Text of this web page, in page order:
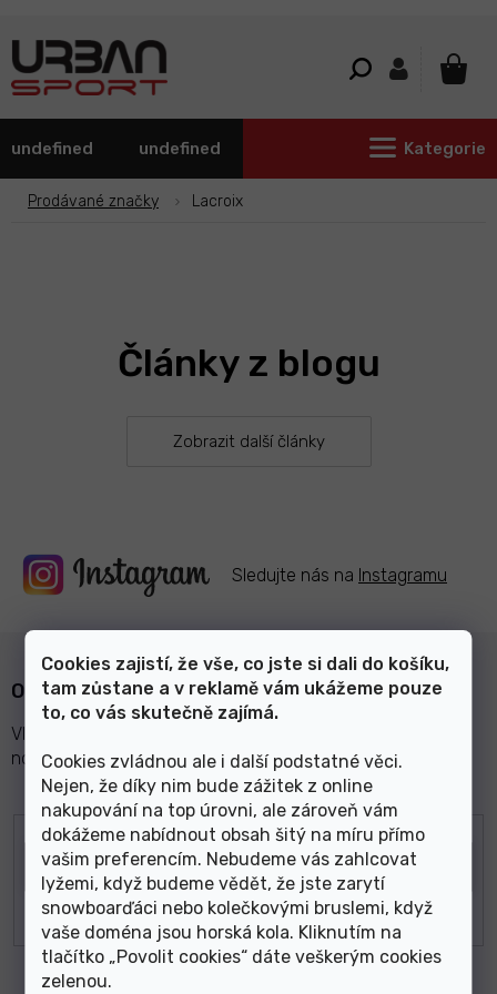
Cookies zajistí, že vše, co jste si dali do košíku,
tam zůstane a v reklamě vám ukážeme pouze
to, co vás skutečně zajímá.
Cookies zvládnou ale i další podstatné věci.
Nejen, že díky nim bude zážitek z online
nakupování na top úrovni, ale zároveň vám
dokážeme nabídnout obsah šitý na míru přímo
vašim preferencím. Nebudeme vás zahlcovat
lyžemi, když budeme vědět, že jste zarytí
snowboarďáci nebo kolečkovými bruslemi, když
vaše doména jsou horská kola. Kliknutím na
tlačítko „Povolit cookies“ dáte veškerým cookies
zelenou.
undefined undefined Kategorie
Prodávané značky Lacroix
Články z blogu
Zobrazit další články
Sledujte nás na Instagramu
Odebírat newsletter
Vložte svůj e-mail a my vám budeme zasílat informace o
nových produktech na našem e-shopu.
E-mail